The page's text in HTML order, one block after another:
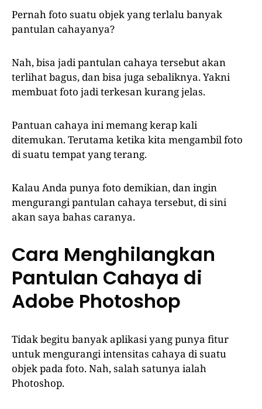
Pernah foto suatu objek yang terlalu banyak
pantulan cahayanya?
Nah, bisa jadi pantulan cahaya tersebut akan
terlihat bagus, dan bisa juga sebaliknya. Yakni
membuat foto jadi terkesan kurang jelas.
Pantuan cahaya ini memang kerap kali
ditemukan. Terutama ketika kita mengambil foto
di suatu tempat yang terang.
Kalau Anda punya foto demikian, dan ingin
mengurangi pantulan cahaya tersebut, di sini
akan saya bahas caranya.
Cara Menghilangkan
Pantulan Cahaya di
Adobe Photoshop
Tidak begitu banyak aplikasi yang punya fitur
untuk mengurangi intensitas cahaya di suatu
objek pada foto. Nah, salah satunya ialah
Photoshop.